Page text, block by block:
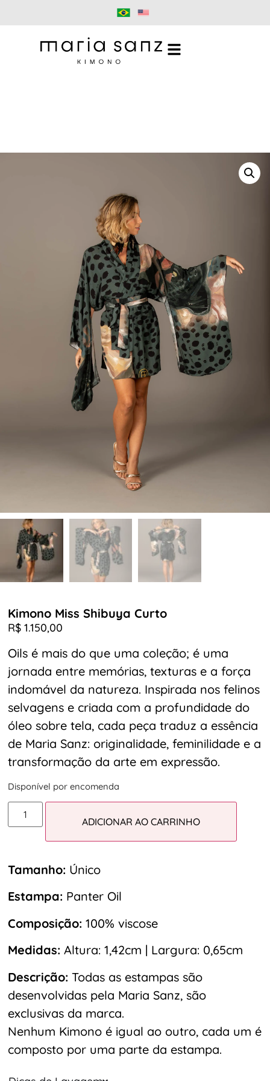
Kimono Miss Shibuya Curto
R$ 1.150,00
Oils é mais do que uma coleção; é uma
jornada entre memórias, texturas e a força
indomável da natureza. Inspirada nos felinos
selvagens e criada com a profundidade do
óleo sobre tela, cada peça traduz a essência
de Maria Sanz: originalidade, feminilidade e a
transformação da arte em expressão.
Disponível por encomenda
ADICIONAR AO CARRINHO
Tamanho: Único
Estampa: Panter Oil
Composição: 100% viscose
Medidas: Altura: 1,42cm | Largura: 0,65cm
Descrição: Todas as estampas são
desenvolvidas pela Maria Sanz, são
exclusivas da marca.
Nenhum Kimono é igual ao outro, cada um é
composto por uma parte da estampa.